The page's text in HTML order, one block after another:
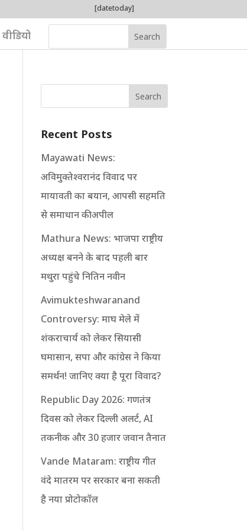
[datetoday]
वीडियो
Search
Recent Posts
Mayawati News:
अविमुक्तेश्वरानंद विवाद पर
मायावती का बयान, आपसी सहमति
से समाधान की अपील
Mathura News: भाजपा राष्ट्रीय
अध्यक्ष बनने के बाद पहली बार
मथुरा पहुंचे नितिन नवीन
Avimukteshwaranand
Controversy: माघ मेले में
शंकराचार्य को लेकर सियासी
घमासान, सपा और कांग्रेस ने किया
समर्थन! जानिए क्या है पूरा विवाद?
Republic Day 2026: गणतंत्र
दिवस को लेकर दिल्ली अलर्ट, AI
तकनीक और 30 हजार जवान तैनात
Vande Mataram: राष्ट्रीय गीत
वंदे मातरम पर सरकार बना सकती
है नया प्रोटोकॉल